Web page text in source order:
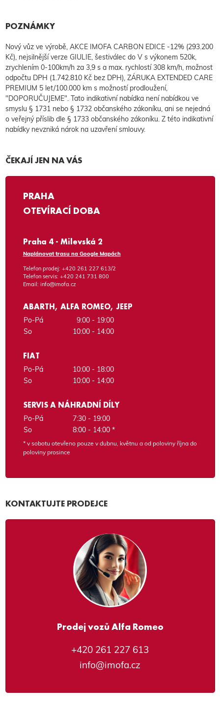
POZNÁMKY
Nový vůz ve výrobě, AKCE IMOFA CARBON EDICE -12% (293.200
Kč), nejsilnější verze GIULIE, šestiválec do V s výkonem 520k,
zrychlením 0-100km/h za 3,9 s a max. rychlostí 308 km/h, možnost
odpočtu DPH (1.742.810 Kč bez DPH), ZÁRUKA EXTENDED CARE
PREMIUM 5 let/100.000 km s možností prodloužení,
"DOPORUČUJEME". Tato indikativní nabídka není nabídkou ve
smyslu § 1731 nebo § 1732 občanského zákoníku, ani se nejedná
o veřejný příslib dle § 1733 občanského zákoníku. Z této indikativní
nabídky nevzniká nárok na uzavření smlouvy.
ČEKAJÍ JEN NA VÁS
PRAHA
OTEVÍRACÍ DOBA
Praha 4 - Milevská 2
Naplánovat trasu na Google Mapách
Telefon prodej: +420 261 227 613/2
Telefon servis: +420 241 731 800
Email: info@imofa.cz
ABARTH, ALFA ROMEO, JEEP
Po-Pá
9:00 - 19:00
So
10:00 - 14:00
FIAT
Po-Pá
10:00 - 18:00
So
10:00 - 14:00
SERVIS A NÁHRADNÍ DÍLY
Po-Pá
7:30 - 19:00
So
8:00 - 14:00 *
* v sobotu otevřeno pouze v dubnu, květnu a od poloviny října do
poloviny prosince
KONTAKTUJTE PRODEJCE
Prodej vozů Alfa Romeo
+420 261 227 613
info@imofa.cz